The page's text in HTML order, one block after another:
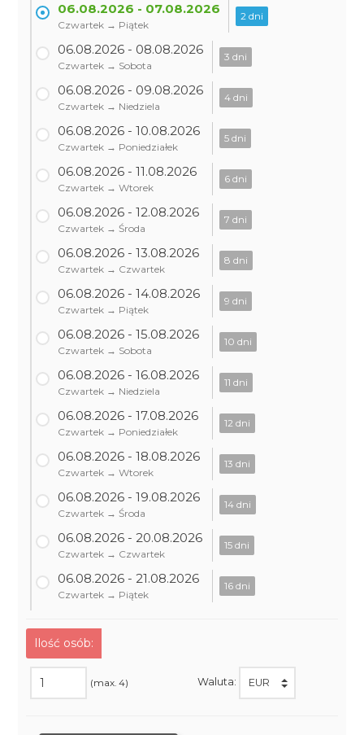
06.08.2026 - 07.08.2026
Czwartek → Piątek
2 dni
06.08.2026 - 08.08.2026
Czwartek → Sobota
3 dni
06.08.2026 - 09.08.2026
Czwartek → Niedziela
4 dni
06.08.2026 - 10.08.2026
Czwartek → Poniedziałek
5 dni
06.08.2026 - 11.08.2026
Czwartek → Wtorek
6 dni
06.08.2026 - 12.08.2026
Czwartek → Środa
7 dni
06.08.2026 - 13.08.2026
Czwartek → Czwartek
8 dni
06.08.2026 - 14.08.2026
Czwartek → Piątek
9 dni
06.08.2026 - 15.08.2026
Czwartek → Sobota
10 dni
06.08.2026 - 16.08.2026
Czwartek → Niedziela
11 dni
06.08.2026 - 17.08.2026
Czwartek → Poniedziałek
12 dni
06.08.2026 - 18.08.2026
Czwartek → Wtorek
13 dni
06.08.2026 - 19.08.2026
Czwartek → Środa
14 dni
06.08.2026 - 20.08.2026
Czwartek → Czwartek
15 dni
06.08.2026 - 21.08.2026
Czwartek → Piątek
16 dni
Ilość osób:
(max. 4) Waluta: